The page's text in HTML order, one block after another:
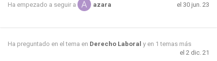
Ha empezado a seguir a azara el 30 jun. 23
Ha preguntado en el tema en Derecho Laboral y en 1 temas más
el 2 dic. 21